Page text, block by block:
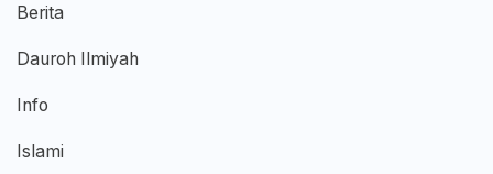
Berita
Dauroh Ilmiyah
Info
Islami